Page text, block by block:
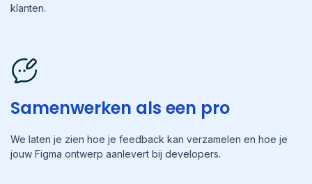
klanten.
Samenwerken als een pro
We laten je zien hoe je feedback kan verzamelen en hoe je
jouw Figma ontwerp aanlevert bij developers.